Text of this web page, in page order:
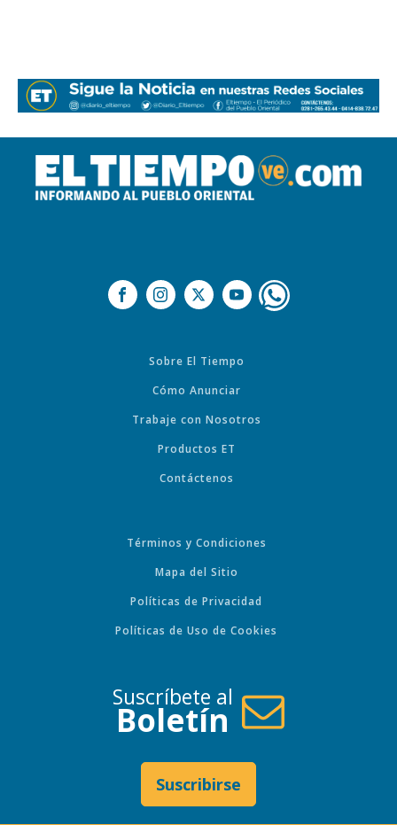
Sobre El Tiempo
Cómo Anunciar
Trabaje con Nosotros
Productos ET
Contáctenos
Términos y Condiciones
Mapa del Sitio
Políticas de Privacidad
Políticas de Uso de Cookies
Suscríbete al
Boletín
Suscribirse